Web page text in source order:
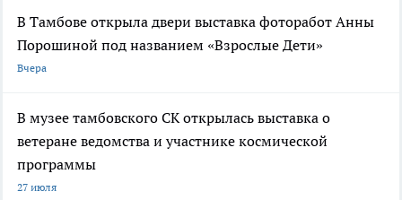
В Тамбове открыла двери выставка фоторабот Анны
Порошиной под названием «Взрослые Дети»
Вчера
В музее тамбовского СК открылась выставка о
ветеране ведомства и участнике космической
программы
27 июля